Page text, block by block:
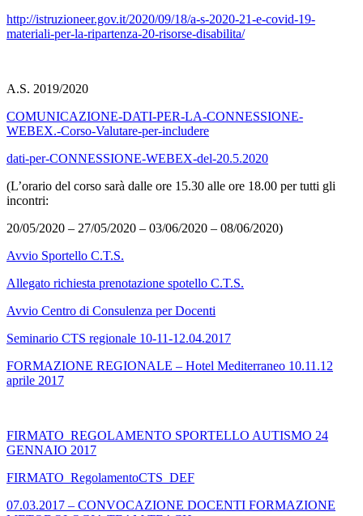
http://istruzioneer.gov.it/2020/09/18/a-s-2020-21-e-covid-19-
materiali-per-la-ripartenza-20-risorse-disabilita/
A.S. 2019/2020
COMUNICAZIONE-DATI-PER-LA-CONNESSIONE-
WEBEX.-Corso-Valutare-per-includere
dati-per-CONNESSIONE-WEBEX-del-20.5.2020
(L’orario del corso sarà dalle ore 15.30 alle ore 18.00 per tutti gli
incontri:
20/05/2020 – 27/05/2020 – 03/06/2020 – 08/06/2020)
Avvio Sportello C.T.S.
Allegato richiesta prenotazione spotello C.T.S.
Avvio Centro di Consulenza per Docenti
Seminario CTS regionale 10-11-12.04.2017
FORMAZIONE REGIONALE – Hotel Mediterraneo 10.11.12
aprile 2017
FIRMATO_REGOLAMENTO SPORTELLO AUTISMO 24
GENNAIO 2017
FIRMATO_RegolamentoCTS_DEF
07.03.2017 – CONVOCAZIONE DOCENTI FORMAZIONE